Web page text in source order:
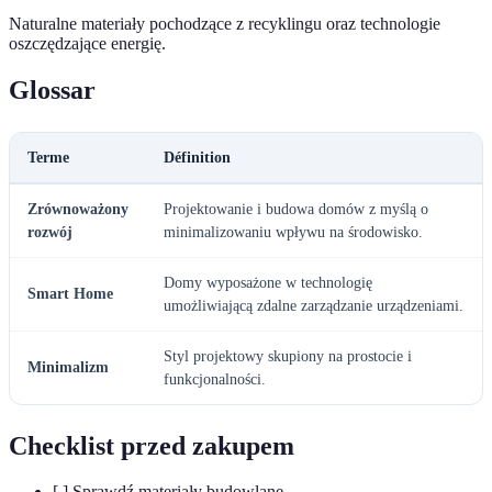
Naturalne materiały pochodzące z recyklingu oraz technologie
oszczędzające energię.
Glossar
Terme Définition
Zrównoważony
rozwój
Projektowanie i budowa domów z myślą o
minimalizowaniu wpływu na środowisko.
Smart Home
Domy wyposażone w technologię
umożliwiającą zdalne zarządzanie urządzeniami.
Minimalizm
Styl projektowy skupiony na prostocie i
funkcjonalności.
Checklist przed zakupem